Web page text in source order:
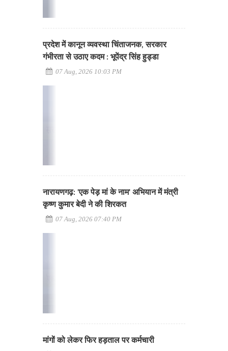
प्रदेश में कानून व्यवस्था चिंताजनक, सरकार
गंभीरता से उठाए कदम : भूपेंद्र सिंह हुड्डा
07 Aug, 2026 10:03 PM
नारायणगढ़: 'एक पेड़ मां के नाम' अभियान में मंत्री
कृष्ण कुमार बेदी ने की शिरकत
07 Aug, 2026 07:40 PM
मांगों को लेकर फिर हड़ताल पर कर्मचारी